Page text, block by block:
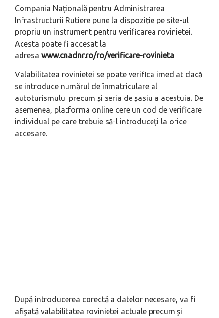
Compania Națională pentru Administrarea
Infrastructurii Rutiere pune la dispoziție pe site-ul
propriu un instrument pentru verificarea rovinietei.
Acesta poate fi accesat la
adresa www.cnadnr.ro/ro/verificare-rovinieta.
Valabilitatea rovinietei se poate verifica imediat dacă
se introduce numărul de înmatriculare al
autoturismului precum și seria de șasiu a acestuia. De
asemenea, platforma online cere un cod de verificare
individual pe care trebuie să-l introduceți la orice
accesare.
După introducerea corectă a datelor necesare, va fi
afișată valabilitatea rovinietei actuale precum și